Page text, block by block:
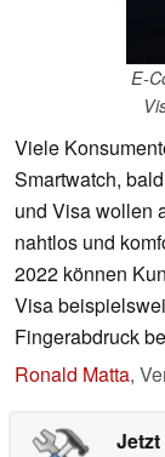
E-
Viele
Smartwatch,
und Visa wollen
nahtlos und
2022 können
Visa
Fingerabdruck
Ronald Matta,